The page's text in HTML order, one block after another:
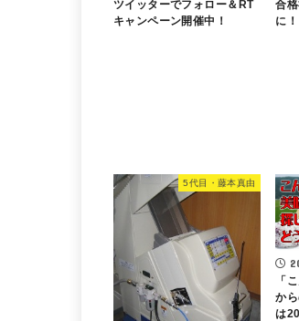
ツイッターでフォロー＆RT
キャンペーン開催中！
合
に！
5代目・藤本真由
「
か
は